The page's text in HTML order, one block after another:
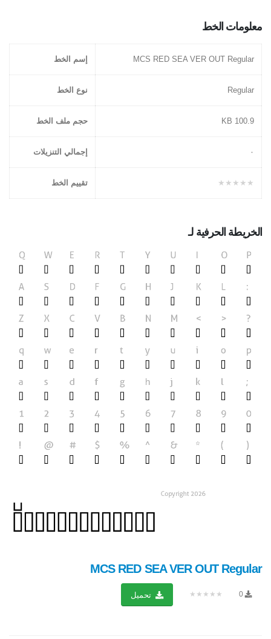
معلومات الخط
MCS RED SEA VER OUT Regular إسم الخط
Regular نوع الخط
100.9 KB حجم ملف الخط
۰ إجمالي التنزيلات
★★★★★ تقييم الخط
الخريطة الحرفية لـ
MCS RED SEA VER OUT Regular
0
★★★★★ تحميل